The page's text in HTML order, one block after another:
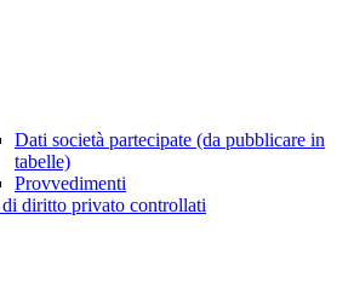
Dati società partecipate (da pubblicare in
tabelle)
Provvedimenti
diritto privato controllati